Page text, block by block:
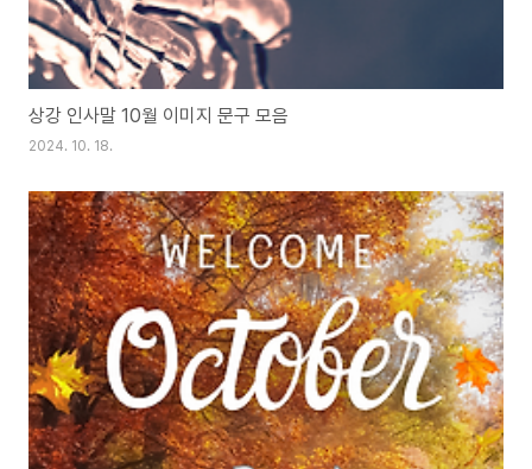
상강 인사말 10월 이미지 문구 모음
2024. 10. 18.